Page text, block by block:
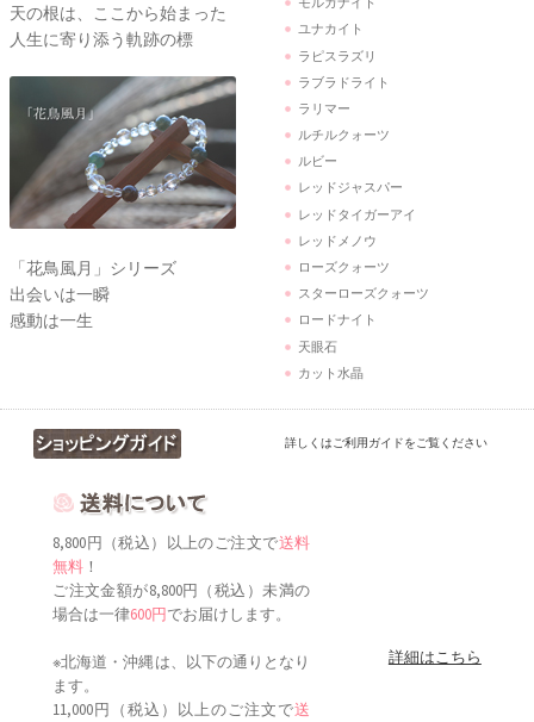
天の根は、ここから始まった
人生に寄り添う軌跡の標
「花鳥風月」シリーズ
出会いは一瞬
感動は一生
ユナカイト
ラピスラズリ
ラブラドライト
ラリマー
ルチルクォーツ
ルビー
レッドジャスパー
レッドタイガーアイ
レッドメノウ
ローズクォーツ
スターローズクォーツ
ロードナイト
天眼石
カット水晶
詳しくはご利用ガイドをご覧ください
8,800円（税込）以上のご注文で送料
無料 ！
ご注文金額が8,800円（税込）未満の
場合は一律600円でお届けします。
※北海道・沖縄は、以下の通りとなり
ます。
11,000円（税込）以上のご注文で送
詳細はこちら